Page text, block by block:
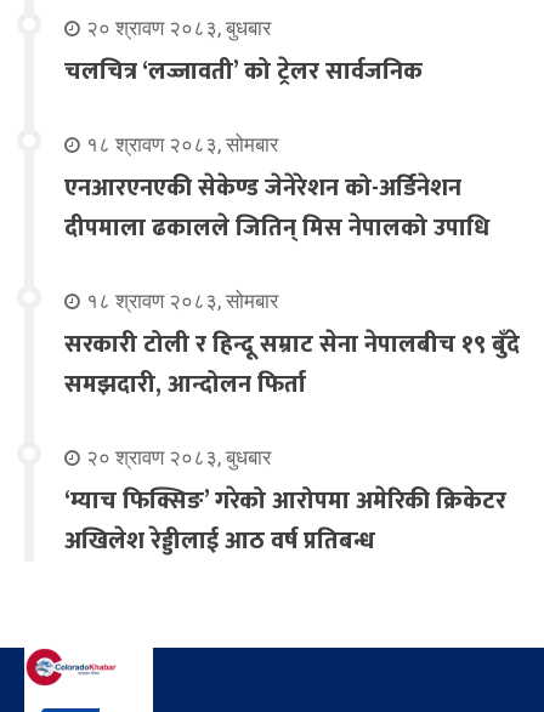
२० श्रावण २०८३, बुधबार
चलचित्र ‘लज्जावती’ को ट्रेलर सार्वजनिक
१८ श्रावण २०८३, सोमबार
एनआरएनएकी सेकेण्ड जेनेरेशन को-अर्डिनेशन
दीपमाला ढकालले जितिन् मिस नेपालको उपाधि
१८ श्रावण २०८३, सोमबार
सरकारी टोली र हिन्दू सम्राट सेना नेपालबीच १९ बुँदे
समझदारी, आन्दोलन फिर्ता
२० श्रावण २०८३, बुधबार
‘म्याच फिक्सिङ’ गरेको आरोपमा अमेरिकी क्रिकेटर
अखिलेश रेड्डीलाई आठ वर्ष प्रतिबन्ध